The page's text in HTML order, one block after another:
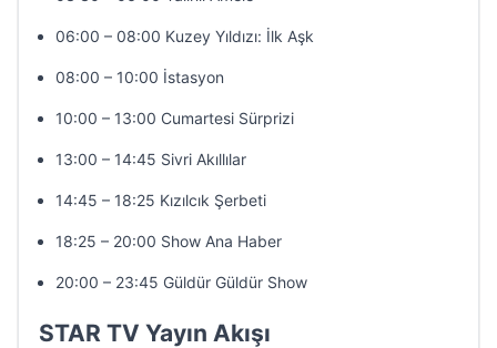
06:00 – 08:00 Kuzey Yıldızı: İlk Aşk
08:00 – 10:00 İstasyon
10:00 – 13:00 Cumartesi Sürprizi
13:00 – 14:45 Sivri Akıllılar
14:45 – 18:25 Kızılcık Şerbeti
18:25 – 20:00 Show Ana Haber
20:00 – 23:45 Güldür Güldür Show
STAR TV Yayın Akışı